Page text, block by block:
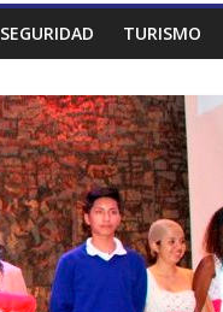
SEGURIDAD TURISMO